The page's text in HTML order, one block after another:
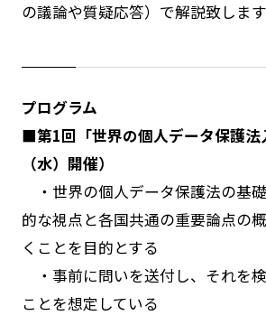
の議論や質疑応答）で解説致します
プログラム
■第1回「世界の個人データ保護法
（水）開催）
・世界の個人データ保護法の基
的な視点と各国共通の重要論点の
くことを目的とする
・事前に問いを送付し、それを
ことを想定している